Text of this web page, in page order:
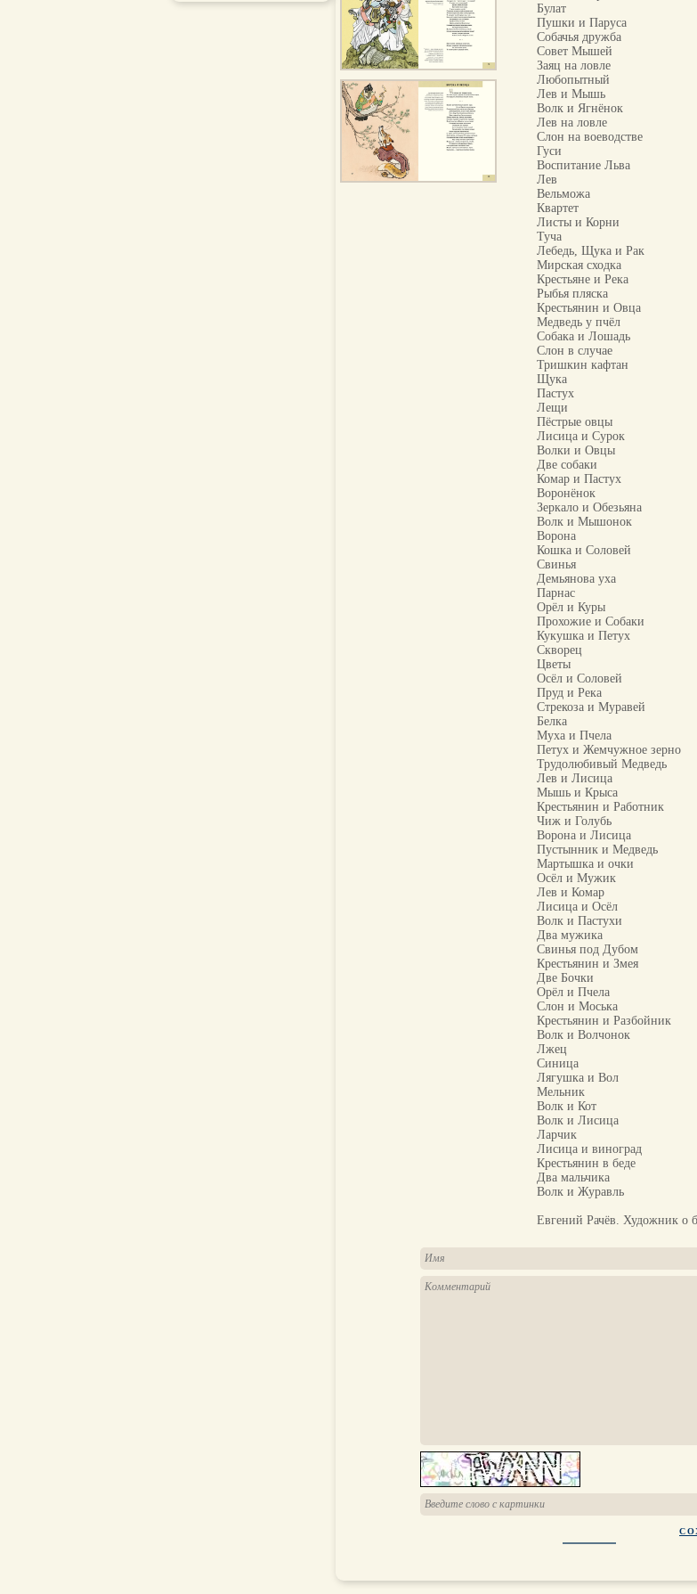
Булат
Пушки и Паруса
Собачья дружба
Совет Мышей
Заяц на ловле
Любопытный
Лев и Мышь
Волк и Ягнёнок
Лев на ловле
Слон на воеводстве
Гуси
Воспитание Льва
Лев
Вельможа
Квартет
Листы и Корни
Туча
Лебедь, Щука и Рак
Мирская сходка
Крестьяне и Река
Рыбья пляска
Крестьянин и Овца
Медведь у пчёл
Собака и Лошадь
Слон в случае
Тришкин кафтан
Щука
Пастух
Лещи
Пёстрые овцы
Лисица и Сурок
Волки и Овцы
Две собаки
Комар и Пастух
Воронёнок
Зеркало и Обезьяна
Волк и Мышонок
Ворона
Кошка и Соловей
Свинья
Демьянова уха
Парнас
Орёл и Куры
Прохожие и Собаки
Кукушка и Петух
Скворец
Цветы
Осёл и Соловей
Пруд и Река
Стрекоза и Муравей
Белка
Муха и Пчела
Петух и Жемчужное зерно
Трудолюбивый Медведь
Лев и Лисица
Мышь и Крыса
Крестьянин и Работник
Чиж и Голубь
Ворона и Лисица
Пустынник и Медведь
Мартышка и очки
Осёл и Мужик
Лев и Комар
Лисица и Осёл
Волк и Пастухи
Два мужика
Свинья под Дубом
Крестьянин и Змея
Две Бочки
Орёл и Пчела
Слон и Моська
Крестьянин и Разбойник
Волк и Волчонок
Лжец
Синица
Лягушка и Вол
Мельник
Волк и Кот
Волк и Лисица
Ларчик
Лисица и виноград
Крестьянин в беде
Два мальчика
Волк и Журавль
Евгений Рачёв. Художник о